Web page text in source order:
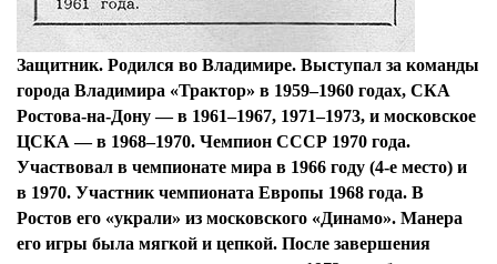
Защитник. Родился во Владимире. Выступал за команды
города Владимира «Трактор» в 1959–1960 годах, СКА
Ростова-на-Дону — в 1961–1967, 1971–1973, и московское
ЦСКА — в 1968–1970. Чемпион СССР 1970 года.
Участвовал в чемпионате мира в 1966 году (4-е место) и
в 1970. Участник чемпионата Европы 1968 года. В
Ростов его «украли» из московского «Динамо». Манера
его игры была мягкой и цепкой. После завершения